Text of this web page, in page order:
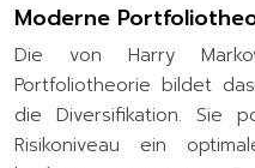
Moderne
Die von Harry
Portfoliotheorie bildet
die Diversifikation. Sie
Risikoniveau ein